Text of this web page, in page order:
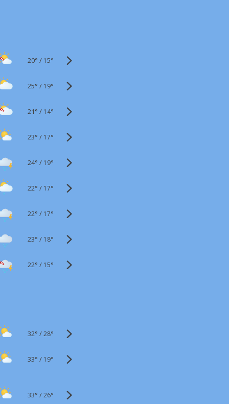
20° / 15°
25° / 19°
21° / 14°
23° / 17°
24° / 19°
22° / 17°
22° / 17°
23° / 18°
22° / 15°
32° /28°
33° / 19°
33° /26°